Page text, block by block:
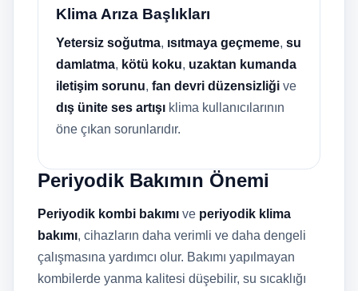
Klima Arıza Başlıkları
Yetersiz soğutma, ısıtmaya geçmeme, su
damlatma, kötü koku, uzaktan kumanda
iletişim sorunu, fan devri düzensizliği ve
dış ünite ses artışı klima kullanıcılarının
öne çıkan sorunlarıdır.
Periyodik Bakımın Önemi
Periyodik kombi bakımı ve periyodik klima
bakımı, cihazların daha verimli ve daha dengeli
çalışmasına yardımcı olur. Bakımı yapılmayan
kombilerde yanma kalitesi düşebilir, su sıcaklığı